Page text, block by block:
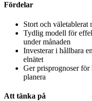
Fördelar
Stort och väletablerat
Tydlig modell för
under månaden
Investerar i hållbara
elnätet
Ger prisprognoser för
planera
Att tänka på